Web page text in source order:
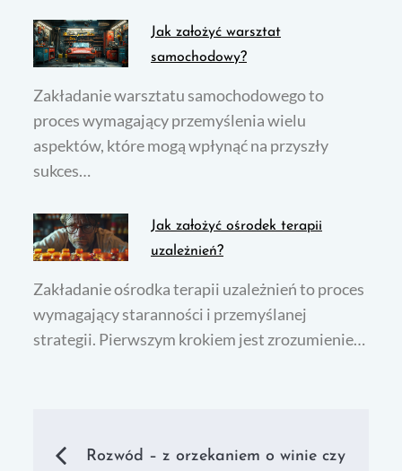
Jak założyć warsztat
samochodowy?
Zakładanie warsztatu samochodowego to
proces wymagający przemyślenia wielu
aspektów, które mogą wpłynąć na przyszły
sukces…
Jak założyć ośrodek terapii
uzależnień?
Zakładanie ośrodka terapii uzależnień to proces
wymagający staranności i przemyślanej
strategii. Pierwszym krokiem jest zrozumienie…
Nawigacja
Rozwód – z orzekaniem o winie czy